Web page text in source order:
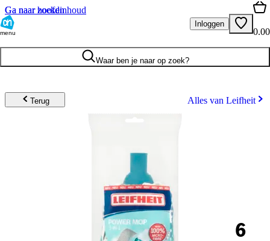
Ga naar hoofdinhoud
Ga naar zoeken
menu
Inloggen
0.00
Waar ben je naar op zoek?
Terug Alles van Leifheit
6